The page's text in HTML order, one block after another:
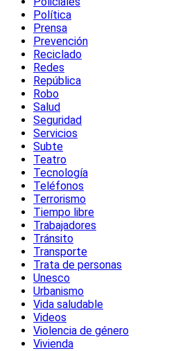
Política
Prensa
Prevención
Reciclado
Redes
República
Robo
Salud
Seguridad
Servicios
Subte
Teatro
Tecnología
Teléfonos
Terrorismo
Tiempo libre
Trabajadores
Tránsito
Transporte
Trata de personas
Unesco
Urbanismo
Vida saludable
Videos
Violencia de género
Vivienda